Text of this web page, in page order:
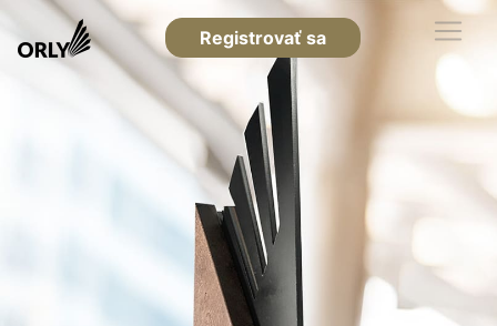
Registrovať sa